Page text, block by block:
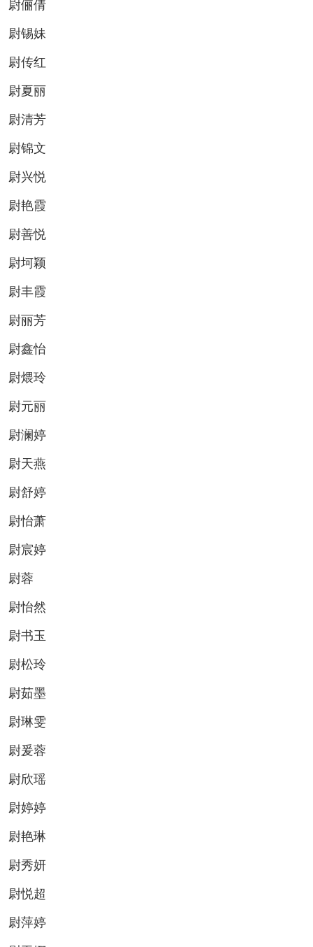
尉俪倩
尉锡妹
尉传红
尉夏丽
尉清芳
尉锦文
尉兴悦
尉艳霞
尉善悦
尉坷颖
尉丰霞
尉丽芳
尉鑫怡
尉煨玲
尉元丽
尉澜婷
尉天燕
尉舒婷
尉怡萧
尉宸婷
尉蓉
尉怡然
尉书玉
尉松玲
尉茹墨
尉琳雯
尉爰蓉
尉欣瑶
尉婷婷
尉艳琳
尉秀妍
尉悦超
尉萍婷